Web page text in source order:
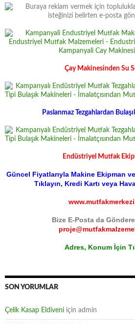
Çay Makinesinden Su
Paslanmaz Tezgahlardan
Endüstriyel Mutfak
Güncel Fiyatlarıyla Makine Ekipman
Tıklayın, Kredi Kartı veya
Bize E-Posta da
Adres, Konum İçin
SON YORUMLAR
Çelik Kasap Eldiveni için admin